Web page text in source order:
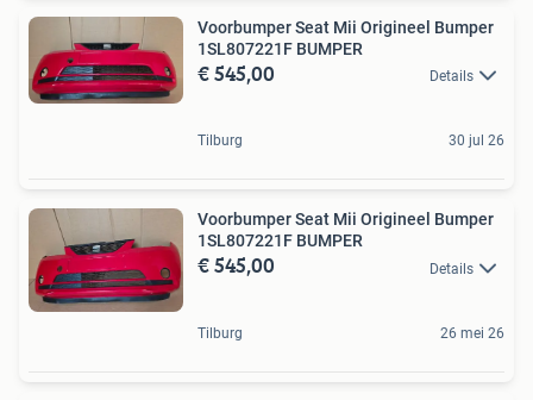
Voorbumper Seat Mii Origineel Bumper
1SL807221F BUMPER
€ 545,00 Details
Tilburg 30 jul 26
Voorbumper Seat Mii Origineel Bumper
1SL807221F BUMPER
€ 545,00 Details
Tilburg 26 mei 26